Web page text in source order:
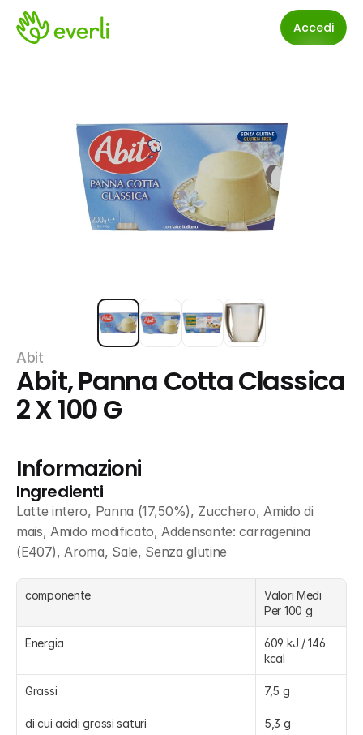
Accedi
Abit
Abit, Panna Cotta Classica
2 X 100 G
Informazioni
Ingredienti
Latte intero, Panna (17,50%), Zucchero, Amido di
mais, Amido modificato, Addensante: carragenina
(E407), Aroma, Sale, Senza glutine
componente
Valori Medi
Per 100 g
Energia
609 kJ / 146
kcal
Grassi 7,5 g
di cui acidi grassi saturi 5,3 g